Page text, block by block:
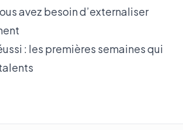
avez besoin d’externaliser
: les premières semaines qui